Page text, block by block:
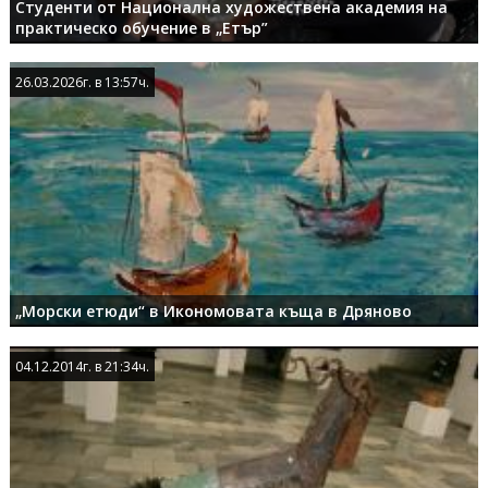
Студенти от Национална художествена академия на
практическо обучение в „Етър”
„Морски етюди“ в Икономовата къща в Дряново
26.03.2026г. в 13:57ч.
26.03.2026г. в 13:57ч.
04.12.2014г. в 21:34ч.
04.12.2014г. в 21:34ч.